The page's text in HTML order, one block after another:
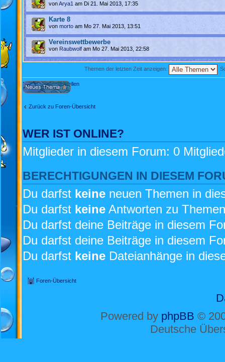
vonArya1 am Di 21. Mai 2013, 17:35
Karte 8
von morto am Mo 27. Mai 2013, 13:51
Vereinswettbewerbe
von Raubwolf am Mo 27. Mai 2013, 22:58
Themen der letzten Zeit anzeigen:
Neues Thema erstellen
Zurück zu Foren-Übersicht
WER IST ONLINE?
Mitglieder in diesem Forum: 0
BERECHTIGUNGEN IN DIESEM
Du darfst keine neuen Themen in
Du darfst keine Antworten zu
Du darfst deine Beiträge in diesem
Du darfst deine Beiträge in diesem
Du darfst keine Dateianhänge in
Foren-Übersicht
Powered by phpBB ©
Deutsche